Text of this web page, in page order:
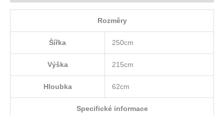
Rozměry
Šířka 250cm
Výška 215cm
Hloubka 62cm
Specifické informace